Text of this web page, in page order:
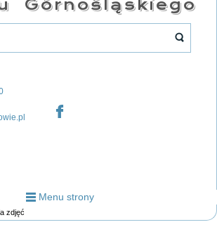
Górnośląskiego
Menu strony
zdjęć